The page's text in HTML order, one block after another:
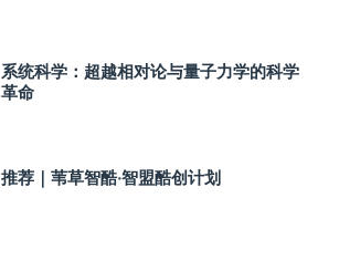
系统科学：超越相对论与量子力学的科学
革命
推荐｜苇草智酷·智盟酷创计划